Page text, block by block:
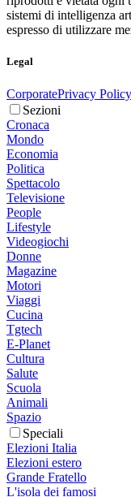
sistemi di intelligenza
espresso di utilizzare
Legal
CorporatePrivacy Policy
Sezioni
Cronaca
Mondo
Economia
Politica
Spettacolo
Televisione
People
Lifestyle
Videogiochi
Donne
Magazine
Motori
Viaggi
Cucina
Tgtech
E-Planet
Cultura
Salute
Scuola
Animali
Spazio
Speciali
Elezioni Italia
Elezioni estero
Grande Fratello
L'isola dei famosi